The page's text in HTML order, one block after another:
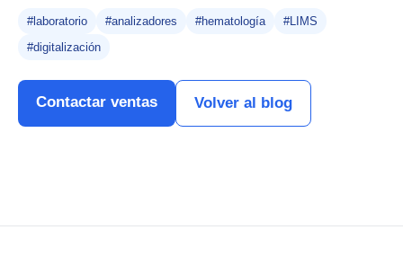
#laboratorio #analizadores #hematología
#LIMS
#digitalización
Contactar ventas Volver al blog